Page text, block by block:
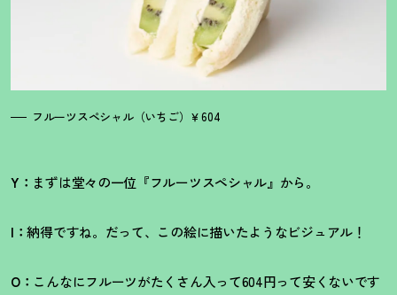
フルーツスペシャル（いちご）￥604
Y： まずは堂々の一位『フルーツスペシャル』から。
I：納得ですね。だって、この絵に描いたようなビジュアル！
O： こんなにフルーツがたくさん入って604円って安くないです